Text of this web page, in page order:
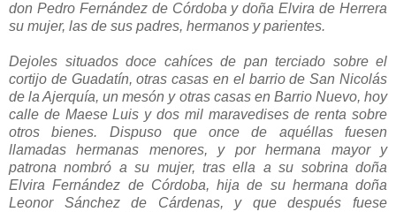
don Pedro Fernández de Córdoba y doña Elvira de Herrera
su mujer, las de sus padres, hermanos y parientes.
Dejoles situados doce cahíces de pan terciado sobre el
cortijo de Guadatín, otras casas en el barrio de San Nicolás
de la Ajerquía, un mesón y otras casas en Barrio Nuevo, hoy
calle de Maese Luis y dos mil maravedises de renta sobre
otros bienes. Dispuso que once de aquéllas fuesen
llamadas hermanas menores, y por hermana mayor y
patrona nombró a su mujer, tras ella a su sobrina doña
Elvira Fernández de Córdoba, hija de su hermana doña
Leonor Sánchez de Cárdenas, y que después fuese